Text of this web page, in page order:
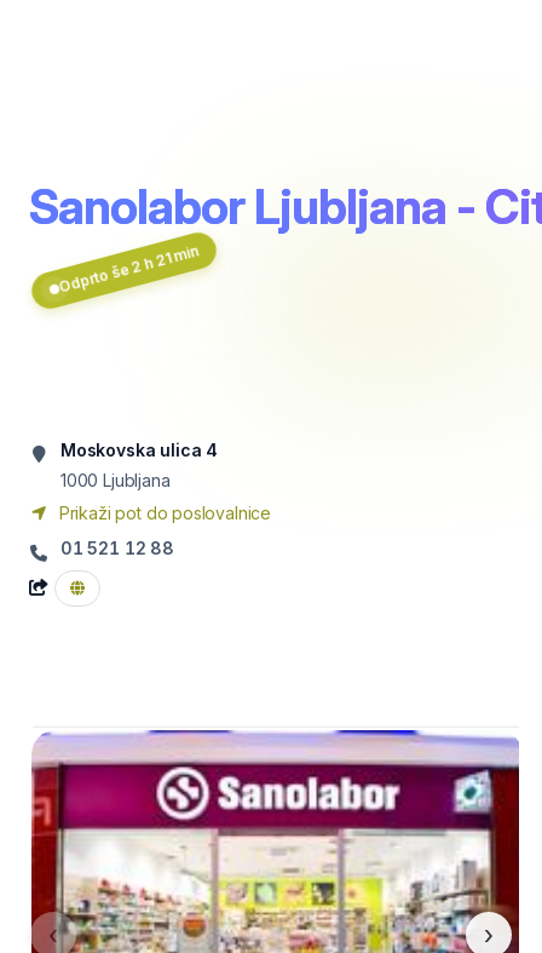
Sanolabor Ljubljana -
Odprto še 2 h 21 min
Moskovska ulica 4
1000 Ljubljana
Prikaži pot do poslovalnice
01 521 12 88
‹ ›